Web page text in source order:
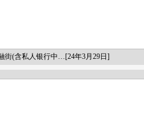
街(含私人银行中…[24年3月29日]